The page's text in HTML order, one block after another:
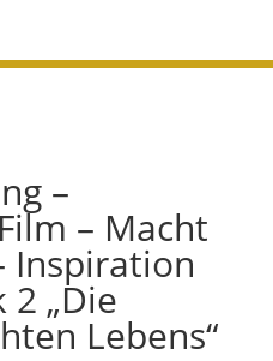
–
– Macht
Inspiration
2 „Die
Lebens“